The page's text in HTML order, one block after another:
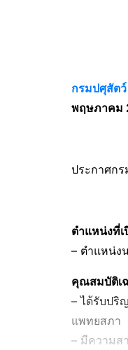
กรมปศุสัตว์
พฤษภาคม
ประกาศกร
ตำแหน่งที่
– ตำแหน่ง
คุณสมบัติเ
– ได้รับปริ
แพทยสภา
– มีความส